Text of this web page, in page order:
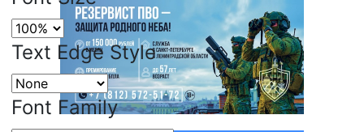
Text Edge Style
Font Family